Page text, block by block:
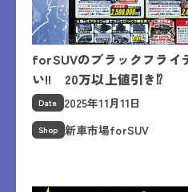
forSUVのブラックフライ
い!! 20万以上値引き⁉
Date 2025年11月11日
Shop 新車市場forSUV